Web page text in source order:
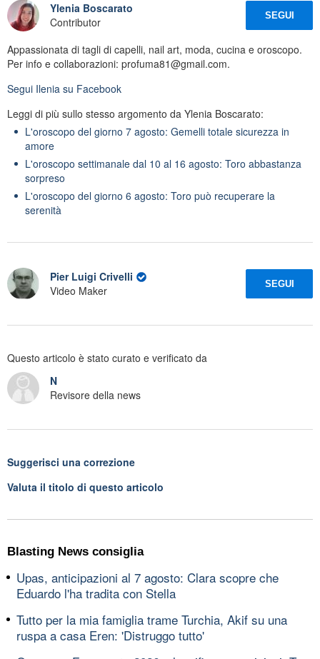
Ylenia Boscarato
Contributor
SEGUI
Appassionata di tagli di capelli, nail art, moda, cucina e oroscopo.
Per info e collaborazioni: profuma81@gmail.com.
Segui Ilenia su Facebook
Leggi di più sullo stesso argomento da Ylenia Boscarato:
L'oroscopo del giorno 7 agosto: Gemelli totale sicurezza in
amore
L'oroscopo settimanale dal 10 al 16 agosto: Toro abbastanza
sorpreso
L'oroscopo del giorno 6 agosto: Toro può recuperare la
serenità
Pier Luigi Crivelli
Video Maker
SEGUI
Questo articolo è stato curato e verificato da
N
Revisore della news
Suggerisci una correzione
Valuta il titolo di questo articolo
Blasting News consiglia
Upas, anticipazioni al 7 agosto: Clara scopre che
Eduardo l'ha tradita con Stella
Tutto per la mia famiglia trame Turchia, Akif su una
ruspa a casa Eren: 'Distruggo tutto'